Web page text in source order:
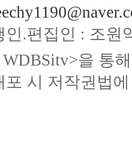
인.편집인 : 조원
WDBSitv>을 통
포 시 저작권법